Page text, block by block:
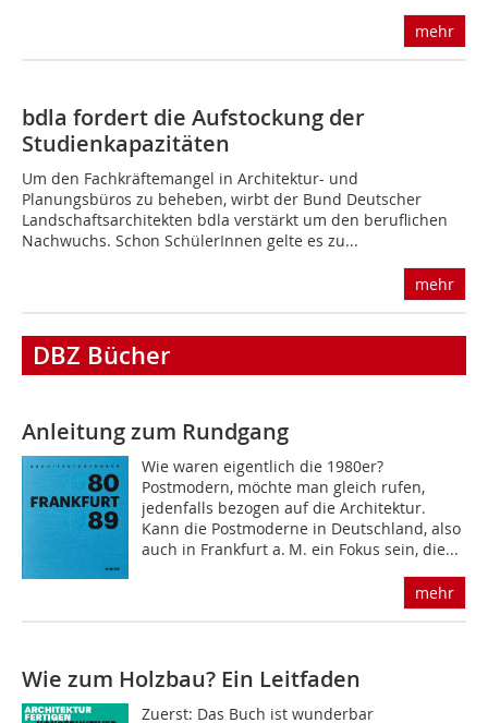
mehr
bdla fordert die Aufstockung der
Studienkapazitäten
Um den Fachkräftemangel in Architektur- und
Planungsbüros zu beheben, wirbt der Bund Deutscher
Landschaftsarchitekten bdla verstärkt um den beruflichen
Nachwuchs. Schon SchülerInnen gelte es zu...
mehr
DBZ Bücher
Anleitung zum Rundgang
Wie waren eigentlich die 1980er?
Postmodern, möchte man gleich rufen,
jedenfalls bezogen auf die Architektur.
Kann die Postmoderne in Deutschland, also
auch in Frankfurt a. M. ein Fokus sein, die...
mehr
Wie zum Holzbau? Ein Leitfaden
Zuerst: Das Buch ist wunderbar